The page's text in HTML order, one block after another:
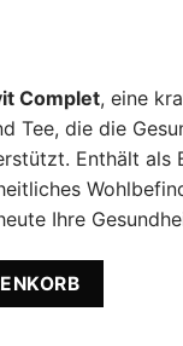
€.
Complet, eine
Tee, die die
Enthält als
Ihre
Kapseln